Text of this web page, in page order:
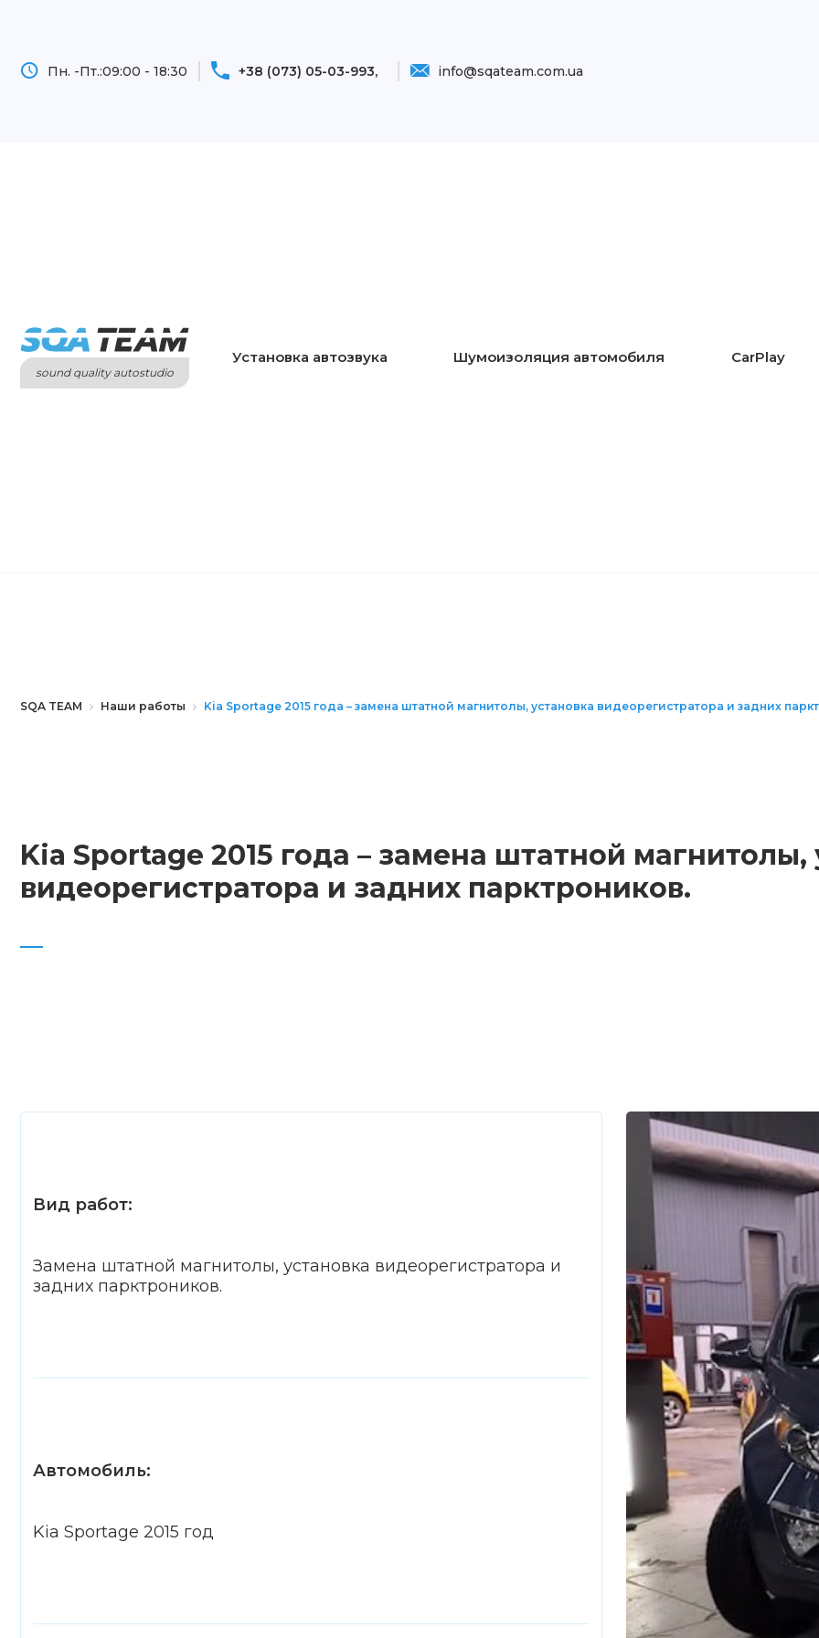
Пн. -Пт.:09:00 - 18:30 +38 (073) 05-03-993 info@sqateam.com.ua
sound quality autostudio
Установка автозвука Шумоизоляция автомобиля CarPlay
SQA TEAM Наши работы Kia Sportage 2015 года – замена штатной магнитолы, установка видеорегистратора и задних
Kia Sportage 2015 года – замена штатной магнитолы,
видеорегистратора и задних парктроников.
Вид работ:
Замена штатной магнитолы, установка видеорегистратора и
задних парктроников.
Автомобиль:
Kia Sportage 2015 год